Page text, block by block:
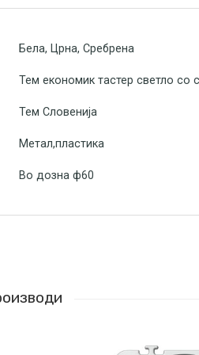
Бела, Црна, Сребрена
Тем економик тастер светло со
Тем Словенија
Метал,пластика
Во дозна ф60